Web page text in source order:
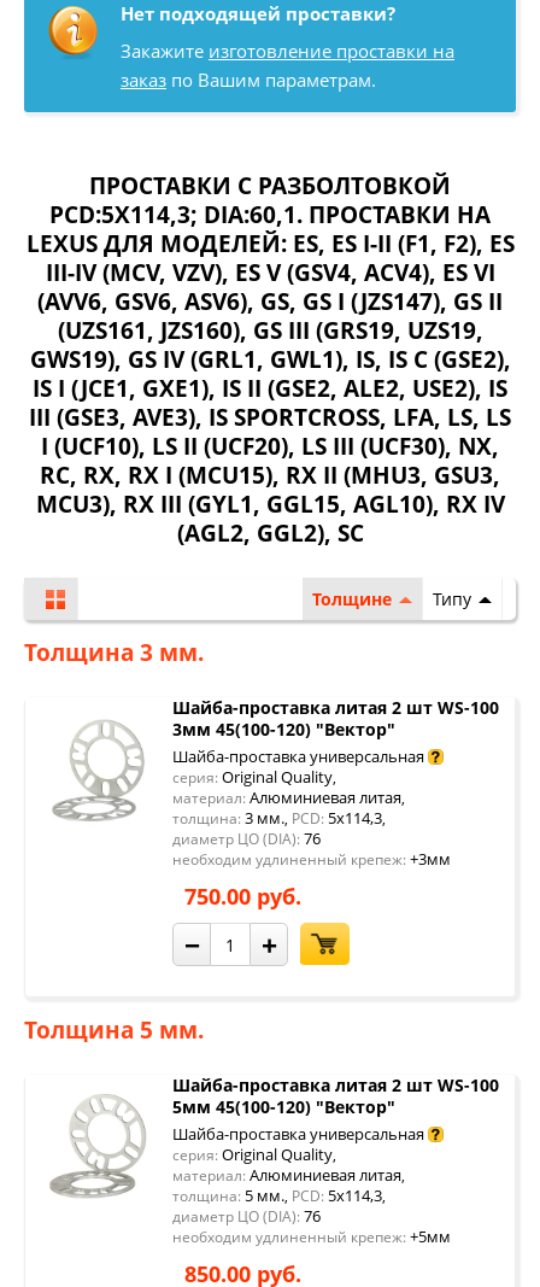
Нет подходящей проставки?
Закажите изготовление проставки на
заказ по Вашим параметрам.
ПРОСТАВКИ С РАЗБОЛТОВКОЙ
PCD:5X114,3; DIA:60,1. ПРОСТАВКИ НА
LEXUS ДЛЯ МОДЕЛЕЙ: ES, ES I-II (F1, F2), ES
III-IV (MCV, VZV), ES V (GSV4, ACV4), ES VI
(AVV6, GSV6, ASV6), GS, GS I (JZS147), GS II
(UZS161, JZS160), GS III (GRS19, UZS19,
GWS19), GS IV (GRL1, GWL1), IS, IS C (GSE2),
IS I (JCE1, GXE1), IS II (GSE2, ALE2, USE2), IS
III (GSE3, AVE3), IS SPORTCROSS, LFA, LS, LS
I (UCF10), LS II (UCF20), LS III (UCF30), NX,
RC, RX, RX I (MCU15), RX II (MHU3, GSU3,
MCU3), RX III (GYL1, GGL15, AGL10), RX IV
(AGL2, GGL2), SC
Толщине Типу
Толщина 3 мм.
Шайба-проставка литая 2 шт WS-100
3мм 45(100-120) "Вектор"
Шайба-проставка универсальная
серия: Original Quality,
материал: Алюминиевая литая,
толщина: 3 мм., PCD: 5x114,3,
диаметр ЦО (DIA): 76
необходим удлиненный крепеж: +3мм
750.00 руб.
− +
Толщина 5 мм.
Шайба-проставка литая 2 шт WS-100
5мм 45(100-120) "Вектор"
Шайба-проставка универсальная
серия: Original Quality,
материал: Алюминиевая литая,
толщина: 5 мм., PCD: 5x114,3,
диаметр ЦО (DIA): 76
необходим удлиненный крепеж: +5мм
850.00 руб.